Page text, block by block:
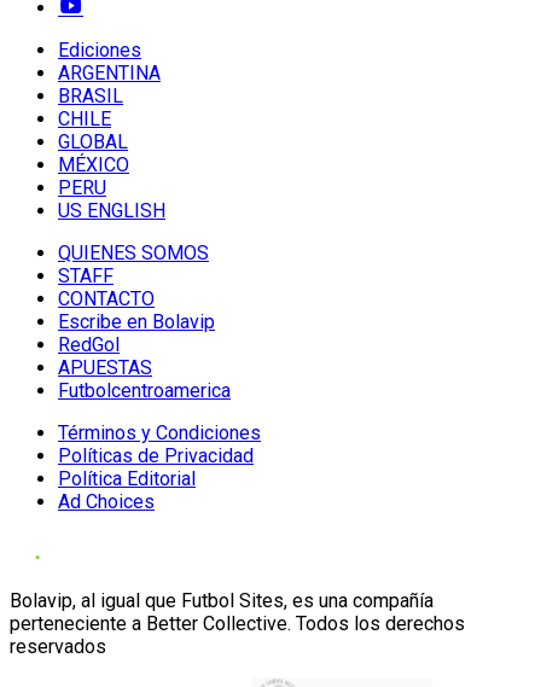
Ediciones
ARGENTINA
BRASIL
CHILE
GLOBAL
MÉXICO
PERU
US ENGLISH
QUIENES SOMOS
STAFF
CONTACTO
Escribe en Bolavip
RedGol
APUESTAS
Futbolcentroamerica
Términos y Condiciones
Políticas de Privacidad
Política Editorial
Ad Choices
Bolavip, al igual que Futbol Sites, es una compañía
perteneciente a Better Collective. Todos los derechos
reservados